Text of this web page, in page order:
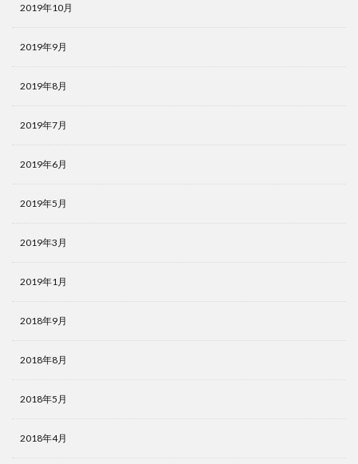
2019年10月
2019年9月
2019年8月
2019年7月
2019年6月
2019年5月
2019年3月
2019年1月
2018年9月
2018年8月
2018年5月
2018年4月